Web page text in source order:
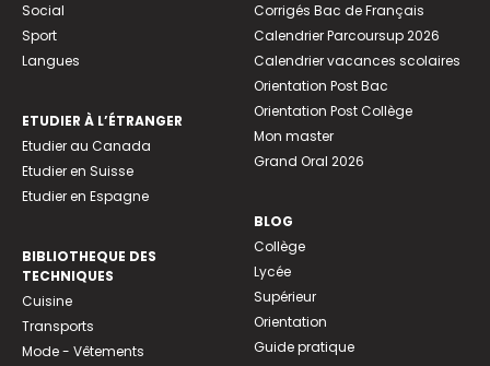
Social
Sport
Langues
ETUDIER À L’ÉTRANGER
Etudier au Canada
Etudier en Suisse
Etudier en Espagne
BIBLIOTHEQUE DES
TECHNIQUES
Cuisine
Transports
Mode - Vêtements
Corrigés Bac de Français
Calendrier Parcoursup 2026
Calendrier vacances scolaires
Orientation Post Bac
Orientation Post Collège
Mon master
Grand Oral 2026
BLOG
Collège
Lycée
Supérieur
Orientation
Guide pratique